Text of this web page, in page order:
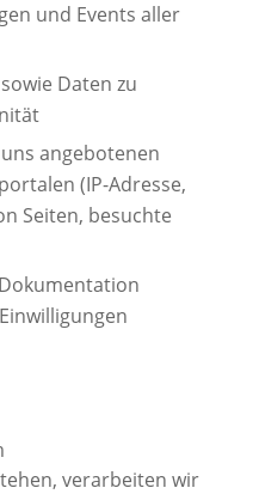
und Events aller
Daten zu
angebotenen
(IP-Adresse,
Seiten, besuchte
verarbeiten wir